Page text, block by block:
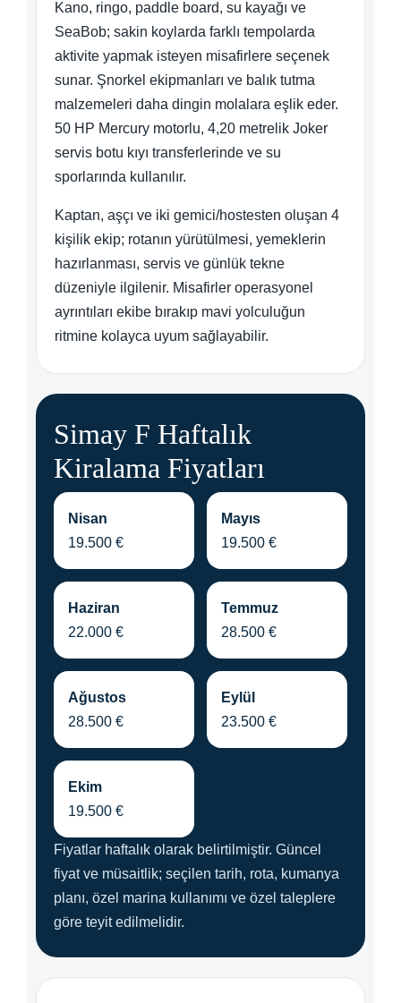
Kano, ringo, paddle board, su kayağı ve
SeaBob; sakin koylarda farklı tempolarda
aktivite yapmak isteyen misafirlere seçenek
sunar. Şnorkel ekipmanları ve balık tutma
malzemeleri daha dingin molalara eşlik eder.
50 HP Mercury motorlu, 4,20 metrelik Joker
servis botu kıyı transferlerinde ve su
sporlarında kullanılır.
Kaptan, aşçı ve iki gemici/hostesten oluşan 4
kişilik ekip; rotanın yürütülmesi, yemeklerin
hazırlanması, servis ve günlük tekne
düzeniyle ilgilenir. Misafirler operasyonel
ayrıntıları ekibe bırakıp mavi yolculuğun
ritmine kolayca uyum sağlayabilir.
Simay F Haftalık
Kiralama Fiyatları
Nisan
19.500 €
Mayıs
19.500 €
Haziran
22.000 €
Temmuz
28.500 €
Ağustos
28.500 €
Eylül
23.500 €
Ekim
19.500 €
Fiyatlar haftalık olarak belirtilmiştir. Güncel
fiyat ve müsaitlik; seçilen tarih, rota, kumanya
planı, özel marina kullanımı ve özel taleplere
göre teyit edilmelidir.